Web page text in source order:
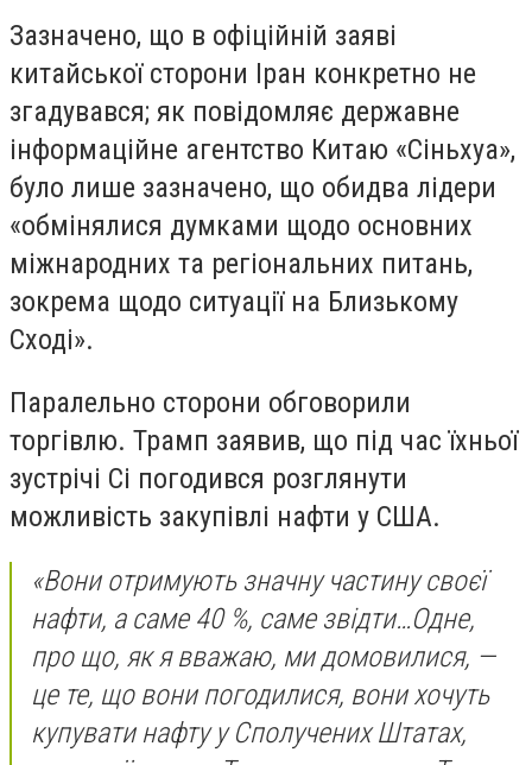
Зазначено, що в офіційній заяві
китайської сторони Іран конкретно не
згадувався; як повідомляє державне
інформаційне агентство Китаю «Сіньхуа»,
було лише зазначено, що обидва лідери
«обмінялися думками щодо основних
міжнародних та регіональних питань,
зокрема щодо ситуації на Близькому
Сході».
Паралельно сторони обговорили
торгівлю. Трамп заявив, що під час їхньої
зустрічі Сі погодився розглянути
можливість закупівлі нафти у США.
«Вони отримують значну частину своєї
нафти, а саме 40 %, саме звідти…Одне,
про що, як я вважаю, ми домовилися, —
це те, що вони погодилися, вони хочуть
купувати нафту у Сполучених Штатах,